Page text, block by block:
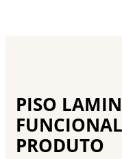
PISO
PRODUTO